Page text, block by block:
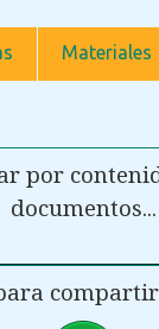
Materiales
por
documentos...